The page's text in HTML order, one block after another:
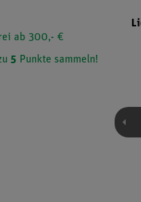
ab 300,- €
5 Punkte sammeln!